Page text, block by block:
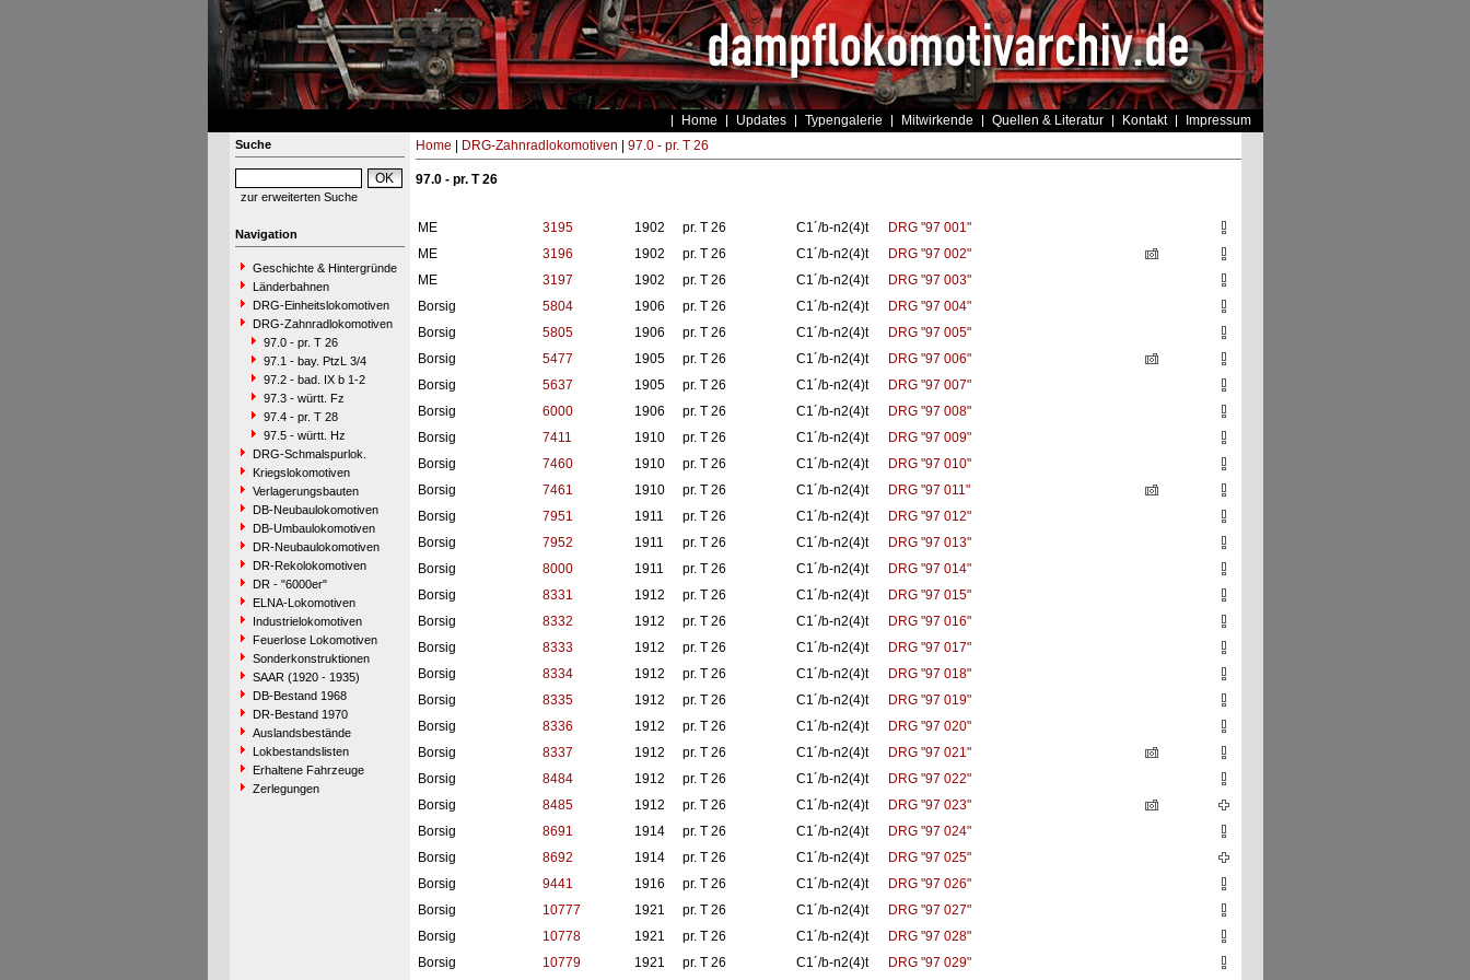
Home Updates Typengalerie Mitwirkende Quellen & Literatur Kontakt Impressum
Suche
zur erweiterten Suche
Navigation
Geschichte & Hintergründe
Länderbahnen
DRG-Einheitslokomotiven
DRG-Zahnradlokomotiven
97.0 - pr. T 26
97.1 - bay. PtzL 3/4
97.2 - bad. IX b 1-2
97.3 - württ. Fz
97.4 - pr. T 28
97.5 - württ. Hz
DRG-Schmalspurlok.
Kriegslokomotiven
Verlagerungsbauten
DB-Neubaulokomotiven
DB-Umbaulokomotiven
DR-Neubaulokomotiven
DR-Rekolokomotiven
DR - "6000er"
ELNA-Lokomotiven
Industrielokomotiven
Feuerlose Lokomotiven
Sonderkonstruktionen
SAAR (1920 - 1935)
DB-Bestand 1968
DR-Bestand 1970
Auslandsbestände
Lokbestandslisten
Erhaltene Fahrzeuge
Zerlegungen
Home DRG-Zahnradlokomotiven 97.0 - pr. T 26
97.0 - pr. T 26
ME 3195 1902 pr. T 26 C1´/b-n2(4)t
DRG "97 001"
ME
3196 1902 pr. T 26 C1´/b-n2(4)t
DRG "97 002"
ME
3197 1902 pr. T 26 C1´/b-n2(4)t
DRG "97 003"
Borsig
5804 1906 pr. T 26 C1´/b-n2(4)t
DRG "97 004"
Borsig
5805 1906 pr. T 26 C1´/b-n2(4)t
DRG "97 005"
Borsig
5477 1905 pr. T 26 C1´/b-n2(4)t
DRG "97 006"
Borsig
5637 1905 pr. T 26 C1´/b-n2(4)t
DRG "97 007"
Borsig
6000 1906 pr. T 26 C1´/b-n2(4)t
DRG "97 008"
Borsig
7411 1910 pr. T 26 C1´/b-n2(4)t
DRG "97 009"
Borsig
7460 1910 pr. T 26 C1´/b-n2(4)t
DRG "97 010"
Borsig
7461 1910 pr. T 26 C1´/b-n2(4)t
DRG "97 011"
Borsig
7951 1911 pr. T 26 C1´/b-n2(4)t
DRG "97 012"
Borsig
7952 1911 pr. T 26 C1´/b-n2(4)t
DRG "97 013"
Borsig
8000 1911 pr. T 26 C1´/b-n2(4)t
DRG "97 014"
Borsig
8331 1912 pr. T 26 C1´/b-n2(4)t
DRG "97 015"
Borsig
8332 1912 pr. T 26 C1´/b-n2(4)t
DRG "97 016"
Borsig
8333 1912 pr. T 26 C1´/b-n2(4)t
DRG "97 017"
Borsig
8334 1912 pr. T 26 C1´/b-n2(4)t
DRG "97 018"
Borsig
8335 1912 pr. T 26 C1´/b-n2(4)t
DRG "97 019"
Borsig
8336 1912 pr. T 26 C1´/b-n2(4)t
DRG "97 020"
Borsig
8337 1912 pr. T 26 C1´/b-n2(4)t
DRG "97 021"
Borsig
8484 1912 pr. T 26 C1´/b-n2(4)t
DRG "97 022"
Borsig
8485 1912 pr. T 26 C1´/b-n2(4)t
DRG "97 023"
Borsig
8691 1914 pr. T 26 C1´/b-n2(4)t
DRG "97 024"
Borsig
8692 1914 pr. T 26 C1´/b-n2(4)t
DRG "97 025"
Borsig
9441 1916 pr. T 26 C1´/b-n2(4)t
DRG "97 026"
Borsig
10777 1921 pr. T 26 C1´/b-n2(4)t
DRG "97 027"
Borsig
10778 1921 pr. T 26 C1´/b-n2(4)t
DRG "97 028"
Borsig
10779 1921 pr. T 26 C1´/b-n2(4)t DRG "97 029"